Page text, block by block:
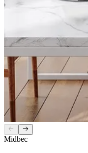
Midbec